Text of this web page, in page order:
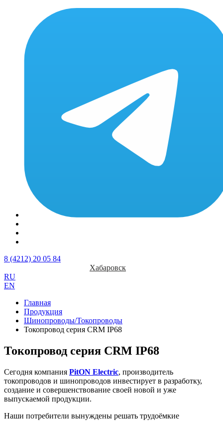
8 (4212) 20 05 84
Хабаровск
RU
EN
Главная
Продукция
Шинопроводы/Токопроводы
Токопровод серия CRM IР68
Токопровод серия CRM IР68
Сегодня компания PitON Electric, производитель
токопроводов и шинопроводов инвестирует в разработку,
создание и совершенствование своей новой и уже
выпускаемой продукции.
Наши потребители вынуждены решать трудоёмкие